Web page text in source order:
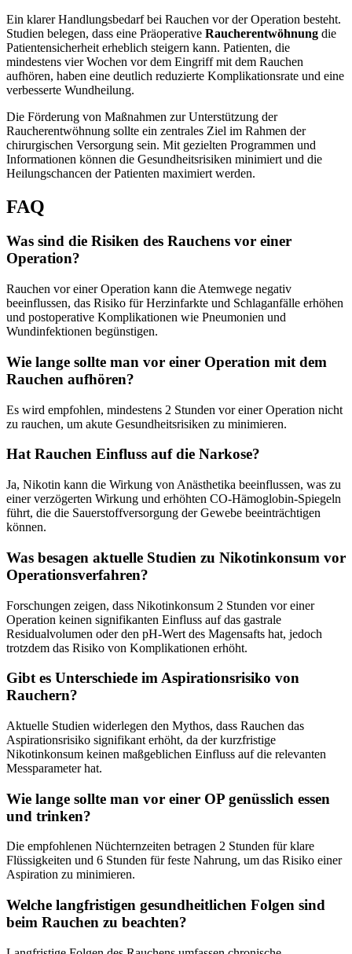
Ein klarer Handlungsbedarf bei Rauchen vor der Operation besteht.
Studien belegen, dass eine Präoperative Raucherentwöhnung die
Patientensicherheit erheblich steigern kann. Patienten, die
mindestens vier Wochen vor dem Eingriff mit dem Rauchen
aufhören, haben eine deutlich reduzierte Komplikationsrate und eine
verbesserte Wundheilung.
Die Förderung von Maßnahmen zur Unterstützung der
Raucherentwöhnung sollte ein zentrales Ziel im Rahmen der
chirurgischen Versorgung sein. Mit gezielten Programmen und
Informationen können die Gesundheitsrisiken minimiert und die
Heilungschancen der Patienten maximiert werden.
FAQ
Was sind die Risiken des Rauchens vor einer
Operation?
Rauchen vor einer Operation kann die Atemwege negativ
beeinflussen, das Risiko für Herzinfarkte und Schlaganfälle erhöhen
und postoperative Komplikationen wie Pneumonien und
Wundinfektionen begünstigen.
Wie lange sollte man vor einer Operation mit dem
Rauchen aufhören?
Es wird empfohlen, mindestens 2 Stunden vor einer Operation nicht
zu rauchen, um akute Gesundheitsrisiken zu minimieren.
Hat Rauchen Einfluss auf die Narkose?
Ja, Nikotin kann die Wirkung von Anästhetika beeinflussen, was zu
einer verzögerten Wirkung und erhöhten CO-Hämoglobin-Spiegeln
führt, die die Sauerstoffversorgung der Gewebe beeinträchtigen
können.
Was besagen aktuelle Studien zu Nikotinkonsum vor
Operationsverfahren?
Forschungen zeigen, dass Nikotinkonsum 2 Stunden vor einer
Operation keinen signifikanten Einfluss auf das gastrale
Residualvolumen oder den pH-Wert des Magensafts hat, jedoch
trotzdem das Risiko von Komplikationen erhöht.
Gibt es Unterschiede im Aspirationsrisiko von
Rauchern?
Aktuelle Studien widerlegen den Mythos, dass Rauchen das
Aspirationsrisiko signifikant erhöht, da der kurzfristige
Nikotinkonsum keinen maßgeblichen Einfluss auf die relevanten
Messparameter hat.
Wie lange sollte man vor einer OP genüsslich essen
und trinken?
Die empfohlenen Nüchternzeiten betragen 2 Stunden für klare
Flüssigkeiten und 6 Stunden für feste Nahrung, um das Risiko einer
Aspiration zu minimieren.
Welche langfristigen gesundheitlichen Folgen sind
beim Rauchen zu beachten?